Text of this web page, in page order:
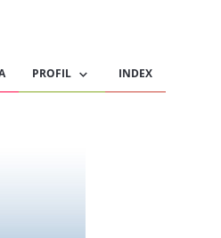
PROFIL INDEX